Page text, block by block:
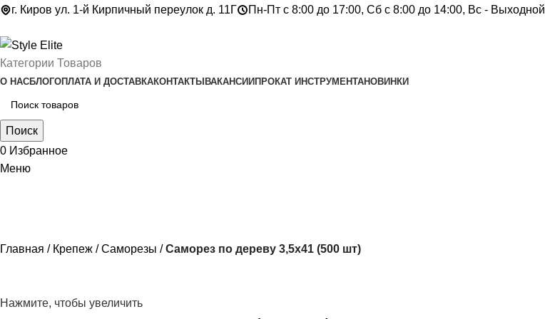
г. Киров ул. 1-й Кирпичный переулок д. 11Г Пн-Пт с 8:00 до 17:00, Сб с 8:00 до 14:00, Вс - Выходной
Категории Товаров
О НАСБЛОГОПЛАТА И ДОСТАВКАКОНТАКТЫ ВАКАНСИИ ПРОКАТ ИНСТРУМЕНТАНОВИНКИ
Поиск
0 Избранное
Меню
Главная Крепеж Саморезы Саморез по дереву 3,5х41 (500 шт)
Нажмите, чтобы увеличить